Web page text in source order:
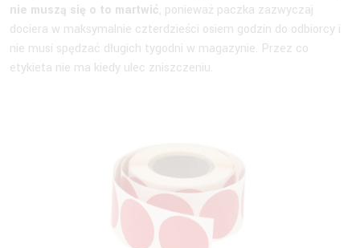
nie muszą się o to martwić, ponieważ paczka zazwyczaj
dociera w maksymalnie czterdzieści osiem godzin do odbiorcy i
nie musi spędzać długich tygodni w magazynie. Przez co
etykieta nie ma kiedy ulec zniszczeniu.